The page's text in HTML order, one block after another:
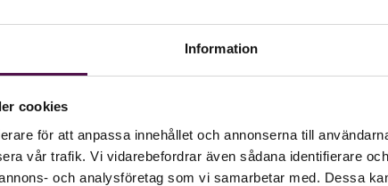
Information
cookies
för att anpassa innehållet och annonserna till
vår trafik. Vi vidarebefordrar även sådana identifierare
och analysföretag som vi samarbetar med. Dessa